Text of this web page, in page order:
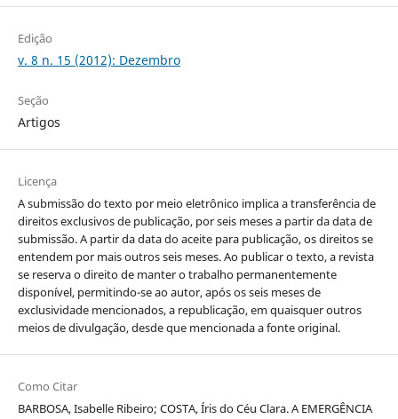
Edição
v. 8 n. 15 (2012): Dezembro
Seção
Artigos
Licença
A submissão do texto por meio eletrônico implica a transferência de
direitos exclusivos de publicação, por seis meses a partir da data de
submissão. A partir da data do aceite para publicação, os direitos se
entendem por mais outros seis meses. Ao publicar o texto, a revista
se reserva o direito de manter o trabalho permanentemente
disponível, permitindo-se ao autor, após os seis meses de
exclusividade mencionados, a republicação, em quaisquer outros
meios de divulgação, desde que mencionada a fonte original.
Como Citar
BARBOSA, Isabelle Ribeiro; COSTA, Íris do Céu Clara. A EMERGÊNCIA